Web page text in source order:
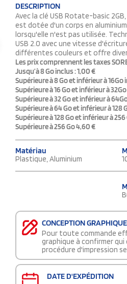
DESCRIPTION
Avec la clé USB Rotate-basic
est dotée d'un corps en
lorsqu'elle n'est pas utilisée.
USB 2.0 avec une vitesse
différentes couleurs et offre
Les prix comprennent les taxes
Jusqu’à 8 Go inclus : 1,00 €
Supérieure à 8 Go et inférieur à 16Go
Supérieure à 16 Go et inférieur à
Supérieure à 32 Go et inférieur à
Supérieure à 64 Go et inférieur à 128
Supérieure à 128 Go et inférieur à
Supérieure à 256 Go 4,60 €
Matériau
Plastique, Aluminium
CONCEPTION
Pour toute commande
graphique à confirmer
procédure d'impression
DATE D'EXPÉDITION